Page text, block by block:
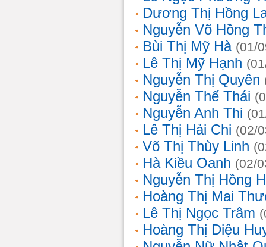
Dương Thị Hồng
Nguyễn Võ Hồng
Bùi Thị Mỹ Hà (01/
Lê Thị Mỹ Hạnh
Nguyễn Thị Quyên
Nguyễn Thế Thái
Nguyễn Anh Thi
Lê Thị Hải Chi (02/
Võ Thị Thùy Linh
Hà Kiều Oanh (02/
Nguyễn Thị Hồng
Hoàng Thị Mai
Lê Thị Ngọc Trâm
Hoàng Thị Diệu